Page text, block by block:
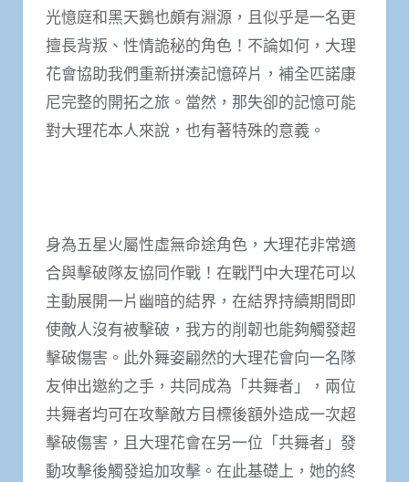
光憶庭和黑天鵝也頗有淵源，且似乎是一名更
擅長背叛、性情詭秘的角色！不論如何，大理
花會協助我們重新拼湊記憶碎片，補全匹諾康
尼完整的開拓之旅。當然，那失卻的記憶可能
對大理花本人來說，也有著特殊的意義。
身為五星火屬性虛無命途角色，大理花非常適
合與擊破隊友協同作戰！在戰鬥中大理花可以
主動展開一片幽暗的結界，在結界持續期間即
使敵人沒有被擊破，我方的削韌也能夠觸發超
擊破傷害。此外舞姿翩然的大理花會向一名隊
友伸出邀約之手，共同成為「共舞者」，兩位
共舞者均可在攻擊敵方目標後額外造成一次超
擊破傷害，且大理花會在另一位「共舞者」發
動攻擊後觸發追加攻擊。在此基礎上，她的終